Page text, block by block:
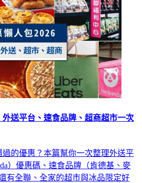
外送平台、速食品牌、超商超市一次
過的優惠？本篇幫你一次整理外送平
）優惠碼、速食品牌（肯德基、麥
有全聯、全家的超市與冰品限定好